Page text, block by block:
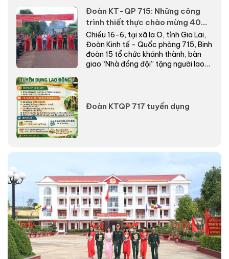
Đoàn KT-QP 715: Những công
trình thiết thực chào mừng 40
năm Ngày truyền thống
Chiều 16-6, tại xã Ia O, tỉnh Gia Lai,
Đoàn Kinh tế - Quốc phòng 715, Binh
đoàn 15 tổ chức khánh thành, bàn
giao “Nhà đồng đội” tặng người lao
Đoàn KTQP 717 tuyển dụng